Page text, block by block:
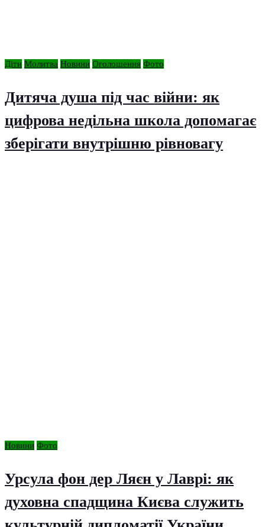
Діти Молитва Новини Оголошення Фото
Дитяча душа під час війни: як
цифрова недільна школа допомагає
зберігати внутрішню рівновагу
Новини Фото
Урсула фон дер Ляєн у Лаврі: як
духовна спадщина Києва служить